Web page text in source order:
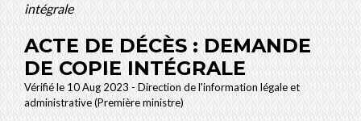
intégrale
ACTE DE DÉCÈS : DEMANDE
DE COPIE INTÉGRALE
Vérifié le 10 Aug 2023 - Direction de l'information légale et
administrative (Première ministre)